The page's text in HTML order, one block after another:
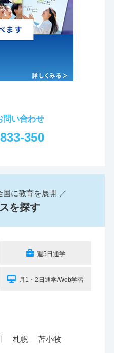
問い合わせ
350
国に教育を展開 ／
を探す
週5日通学
月1・2日通学/Web学習
札幌 苫小牧